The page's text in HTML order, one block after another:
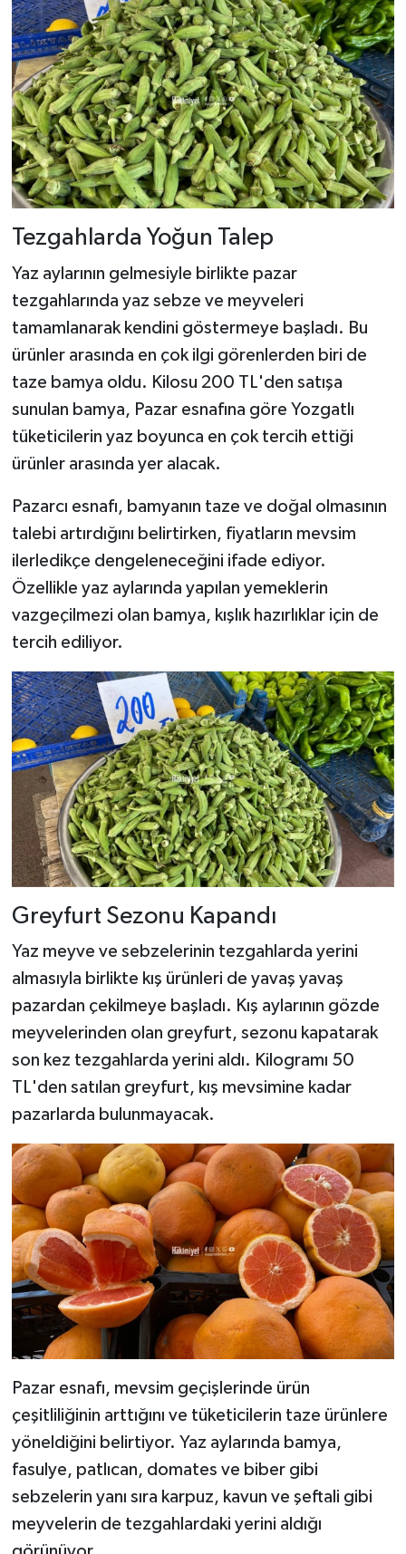
Tezgahlarda Yoğun Talep
Yaz aylarının gelmesiyle birlikte pazar
tezgahlarında yaz sebze ve meyveleri
tamamlanarak kendini göstermeye başladı. Bu
ürünler arasında en çok ilgi görenlerden biri de
taze bamya oldu. Kilosu 200 TL'den satışa
sunulan bamya, Pazar esnafına göre Yozgatlı
tüketicilerin yaz boyunca en çok tercih ettiği
ürünler arasında yer alacak.
Pazarcı esnafı, bamyanın taze ve doğal olmasının
talebi artırdığını belirtirken, fiyatların mevsim
ilerledikçe dengeleneceğini ifade ediyor.
Özellikle yaz aylarında yapılan yemeklerin
vazgeçilmezi olan bamya, kışlık hazırlıklar için de
tercih ediliyor.
Greyfurt Sezonu Kapandı
Yaz meyve ve sebzelerinin tezgahlarda yerini
almasıyla birlikte kış ürünleri de yavaş yavaş
pazardan çekilmeye başladı. Kış aylarının gözde
meyvelerinden olan greyfurt, sezonu kapatarak
son kez tezgahlarda yerini aldı. Kilogramı 50
TL'den satılan greyfurt, kış mevsimine kadar
pazarlarda bulunmayacak.
Pazar esnafı, mevsim geçişlerinde ürün
çeşitliliğinin arttığını ve tüketicilerin taze ürünlere
yöneldiğini belirtiyor. Yaz aylarında bamya,
fasulye, patlıcan, domates ve biber gibi
sebzelerin yanı sıra karpuz, kavun ve şeftali gibi
meyvelerin de tezgahlardaki yerini aldığı